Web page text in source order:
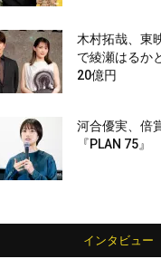
木村拓哉、東
で綾瀬はる
20億円
河合優実、倍
『PLAN 75』
インタビュー